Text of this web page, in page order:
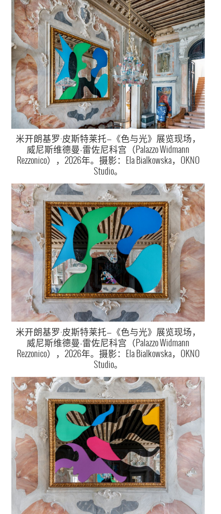
米开朗基罗·皮斯特莱托—《色与光》展览现场，
威尼斯维德曼-雷佐尼科宫（Palazzo Widmann
Rezzonico），2026年。摄影：Ela Bialkowska，OKNO
Studio。
米开朗基罗·皮斯特莱托—《色与光》展览现场，
威尼斯维德曼-雷佐尼科宫（Palazzo Widmann
Rezzonico），2026年。摄影：Ela Bialkowska，OKNO
Studio。